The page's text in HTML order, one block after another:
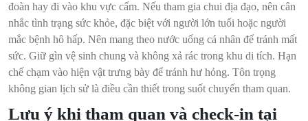
đoàn hay đi vào khu vực cấm. Nếu tham gia chui địa đạo, nên cân
nhắc tình trạng sức khỏe, đặc biệt với người lớn tuổi hoặc người
mắc bệnh hô hấp. Nên mang theo nước uống cá nhân để tránh mất
sức. Giữ gìn vệ sinh chung và không xả rác trong khu di tích. Hạn
chế chạm vào hiện vật trưng bày để tránh hư hỏng. Tôn trọng
không gian lịch sử là điều cần thiết trong suốt chuyến tham quan.
Lưu ý khi tham quan và check-in tại